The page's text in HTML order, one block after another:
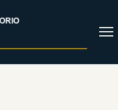
Abrir